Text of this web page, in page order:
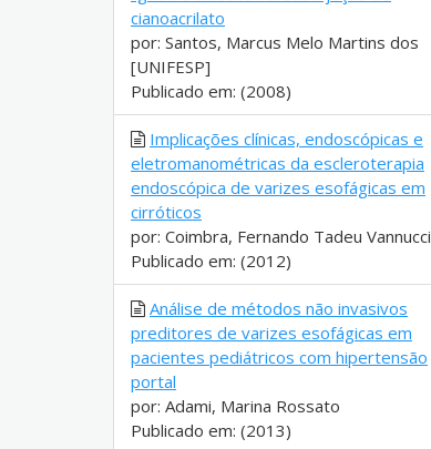
cianoacrilato
por: Santos, Marcus Melo Martins dos
[UNIFESP]
Publicado em: (2008)
Implicações clínicas, endoscópicas e
eletromanométricas da escleroterapia
endoscópica de varizes esofágicas em
cirróticos
por: Coimbra, Fernando Tadeu Vannucci
Publicado em: (2012)
Análise de métodos não invasivos
preditores de varizes esofágicas em
pacientes pediátricos com hipertensão
portal
por: Adami, Marina Rossato
Publicado em: (2013)